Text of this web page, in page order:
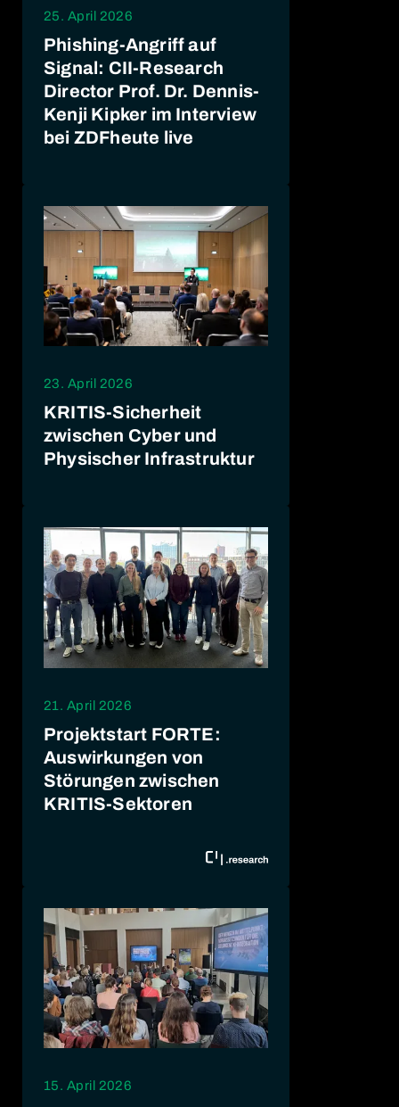
25. April 2026
Phishing-Angriff auf
Signal: CII-Research
Director Prof. Dr. Dennis-
Kenji Kipker im Interview
bei ZDFheute live
23. April 2026
KRITIS-Sicherheit
zwischen Cyber und
Physischer Infrastruktur
21. April 2026
Projektstart FORTE:
Auswirkungen von
Störungen zwischen
KRITIS-Sektoren
15. April 2026